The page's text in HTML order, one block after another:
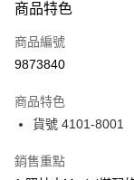
信用卡一次付款
超商取貨付款
ATM付款
運送方式
商品特色
商品編號
9873840
商品特色
貨號 4101-8001
銷售重點